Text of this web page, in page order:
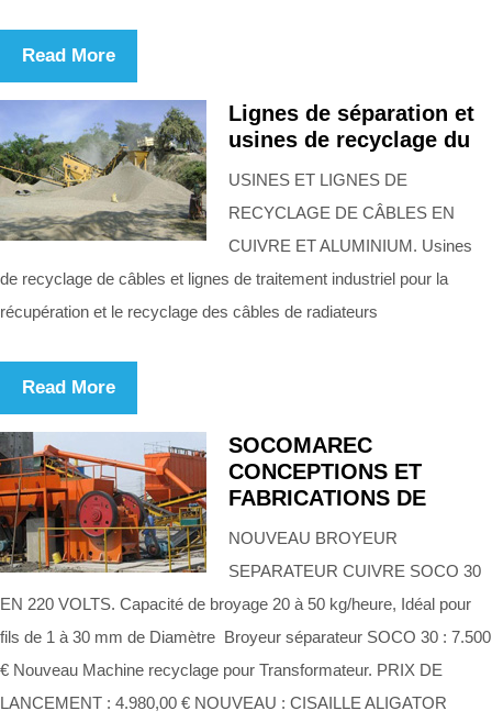
Read More
Lignes de séparation et
usines de recyclage du
USINES ET LIGNES DE
RECYCLAGE DE CÂBLES EN
CUIVRE ET ALUMINIUM. Usines
de recyclage de câbles et lignes de traitement industriel pour la
récupération et le recyclage des câbles de radiateurs
Read More
SOCOMAREC
CONCEPTIONS ET
FABRICATIONS DE
NOUVEAU BROYEUR
SEPARATEUR CUIVRE SOCO 30
EN 220 VOLTS. Capacité de broyage 20 à 50 kg/heure, Idéal pour
fils de 1 à 30 mm de Diamètre Broyeur séparateur SOCO 30 : 7.500
€ Nouveau Machine recyclage pour Transformateur. PRIX DE
LANCEMENT : 4.980,00 € NOUVEAU : CISAILLE ALIGATOR